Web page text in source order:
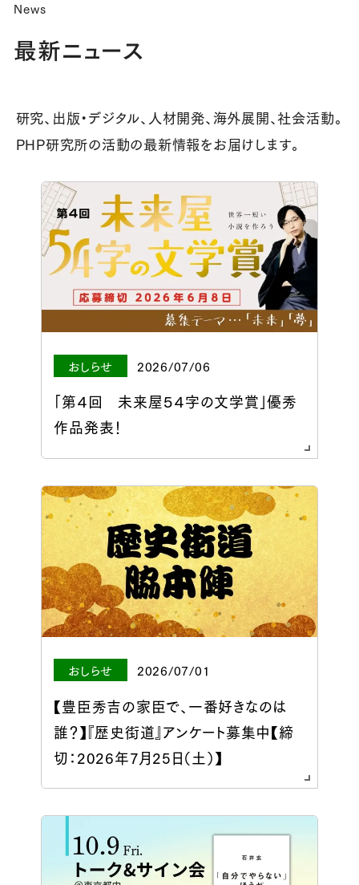
News
最新ニュース
研究、出版・デジタル、人材開発、海外展開、社会活動。
PHP研究所の活動の最新情報をお届けします。
おしらせ 2026/07/06
「第４回 未来屋５４字の文学賞」優秀
作品発表！
おしらせ 2026/07/01
【豊臣秀吉の家臣で、一番好きなのは
誰？】『歴史街道』アンケート募集中【締
切：2026年7月25日（土）】